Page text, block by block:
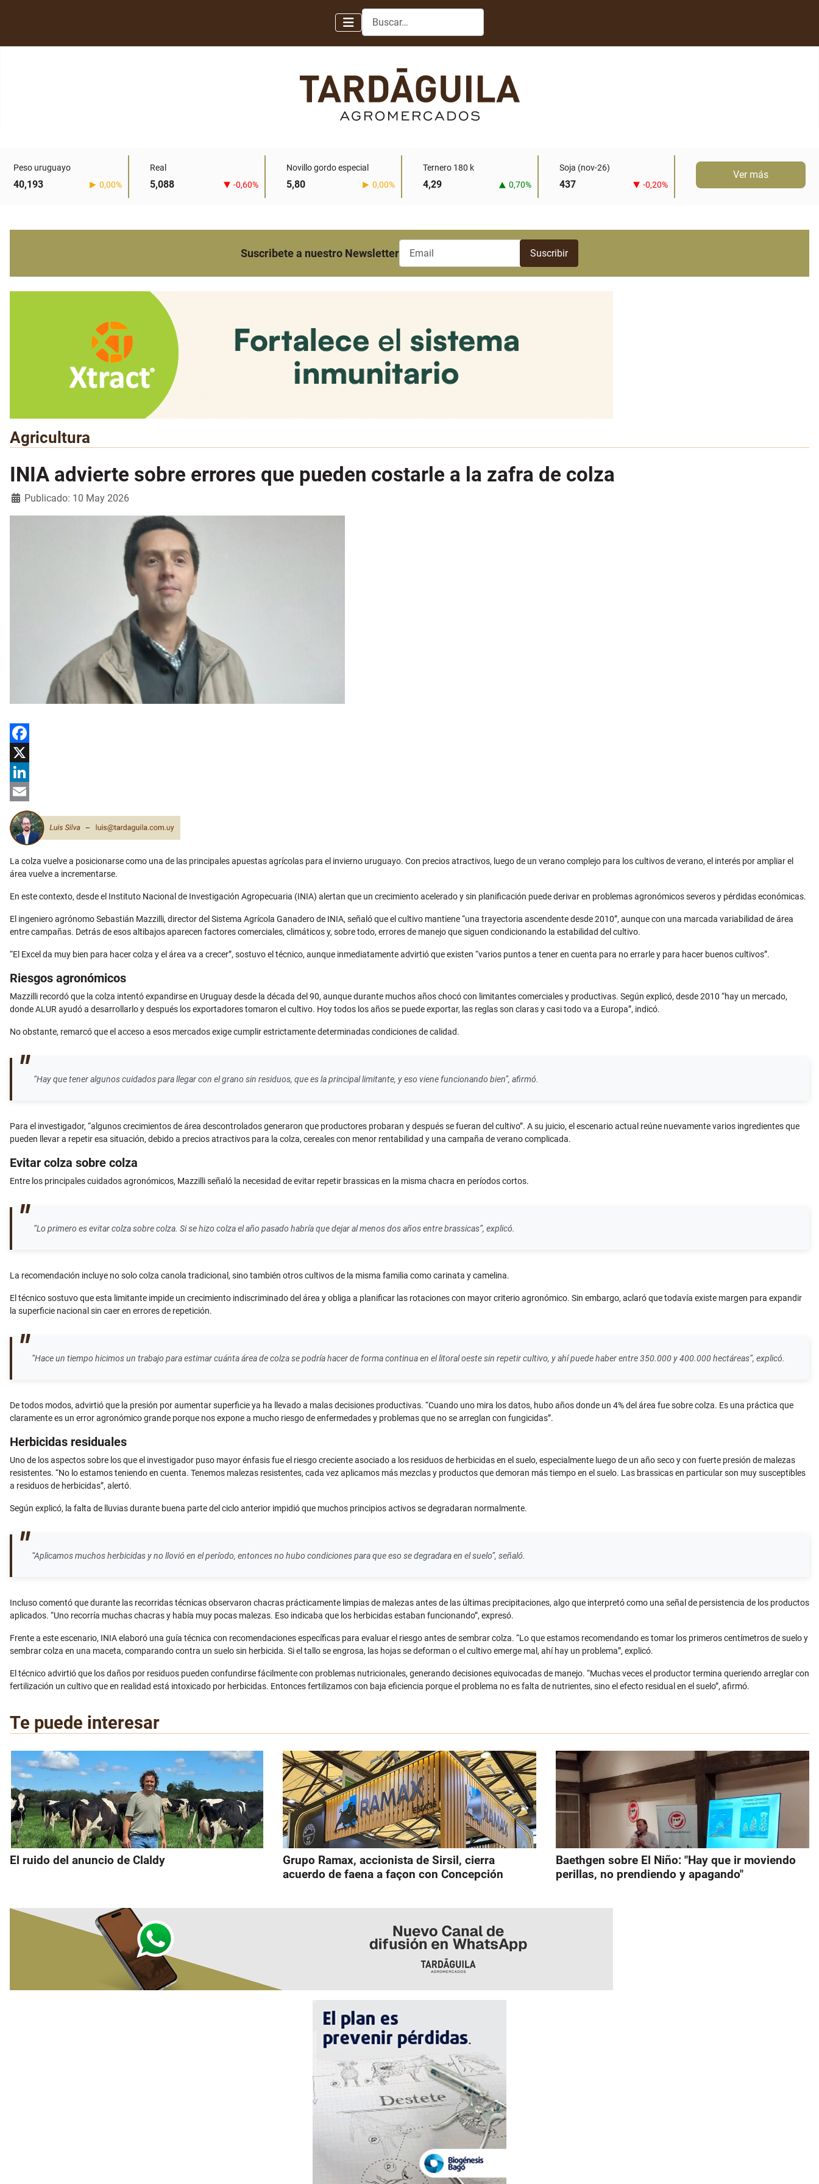
Buscar
Peso uruguayo
40,193 0,00%
Real
5,088 -0,60%
Novillo gordo especial
5,80 0,00%
Ternero 180 k
4,29 0,70%
Soja (nov-26)
437 -0,20%
Ver más
Suscribete a nuestro Newsletter
Agricultura
INIA advierte sobre errores que pueden costarle a la zafra de colza
Detalles
Publicado: 10 May 2026
Facebook
X
LinkedIn
Email
La colza vuelve a posicionarse como una de las principales apuestas agrícolas para el invierno uruguayo. Con precios atractivos, luego de un verano complejo para los cultivos de verano, el interés por ampliar el
área vuelve a incrementarse.
En este contexto, desde el Instituto Nacional de Investigación Agropecuaria (INIA) alertan que un crecimiento acelerado y sin planificación puede derivar en problemas agronómicos severos y pérdidas económicas.
El ingeniero agrónomo Sebastián Mazzilli, director del Sistema Agrícola Ganadero de INIA, señaló que el cultivo mantiene “una trayectoria ascendente desde 2010”, aunque con una marcada variabilidad de área
entre campañas. Detrás de esos altibajos aparecen factores comerciales, climáticos y, sobre todo, errores de manejo que siguen condicionando la estabilidad del cultivo.
“El Excel da muy bien para hacer colza y el área va a crecer”, sostuvo el técnico, aunque inmediatamente advirtió que existen “varios puntos a tener en cuenta para no errarle y para hacer buenos cultivos”.
Riesgos agronómicos
Mazzilli recordó que la colza intentó expandirse en Uruguay desde la década del 90, aunque durante muchos años chocó con limitantes comerciales y productivas. Según explicó, desde 2010 “hay un mercado,
donde ALUR ayudó a desarrollarlo y después los exportadores tomaron el cultivo. Hoy todos los años se puede exportar, las reglas son claras y casi todo va a Europa”, indicó.
No obstante, remarcó que el acceso a esos mercados exige cumplir estrictamente determinadas condiciones de calidad.
“Hay que tener algunos cuidados para llegar con el grano sin residuos, que es la principal limitante, y eso viene funcionando bien”, afirmó.
Para el investigador, “algunos crecimientos de área descontrolados generaron que productores probaran y después se fueran del cultivo”. A su juicio, el escenario actual reúne nuevamente varios ingredientes que
pueden llevar a repetir esa situación, debido a precios atractivos para la colza, cereales con menor rentabilidad y una campaña de verano complicada.
Evitar colza sobre colza
Entre los principales cuidados agronómicos, Mazzilli señaló la necesidad de evitar repetir brassicas en la misma chacra en períodos cortos.
“Lo primero es evitar colza sobre colza. Si se hizo colza el año pasado habría que dejar al menos dos años entre brassicas”, explicó.
La recomendación incluye no solo colza canola tradicional, sino también otros cultivos de la misma familia como carinata y camelina.
El técnico sostuvo que esta limitante impide un crecimiento indiscriminado del área y obliga a planificar las rotaciones con mayor criterio agronómico. Sin embargo, aclaró que todavía existe margen para expandir
la superficie nacional sin caer en errores de repetición.
“Hace un tiempo hicimos un trabajo para estimar cuánta área de colza se podría hacer de forma continua en el litoral oeste sin repetir cultivo, y ahí puede haber entre 350.000 y 400.000 hectáreas”, explicó.
De todos modos, advirtió que la presión por aumentar superficie ya ha llevado a malas decisiones productivas. “Cuando uno mira los datos, hubo años donde un 4% del área fue sobre colza. Es una práctica que
claramente es un error agronómico grande porque nos expone a mucho riesgo de enfermedades y problemas que no se arreglan con fungicidas”.
Herbicidas residuales
Uno de los aspectos sobre los que el investigador puso mayor énfasis fue el riesgo creciente asociado a los residuos de herbicidas en el suelo, especialmente luego de un año seco y con fuerte presión de malezas
resistentes. “No lo estamos teniendo en cuenta. Tenemos malezas resistentes, cada vez aplicamos más mezclas y productos que demoran más tiempo en el suelo. Las brassicas en particular son muy susceptibles
a residuos de herbicidas”, alertó.
Según explicó, la falta de lluvias durante buena parte del ciclo anterior impidió que muchos principios activos se degradaran normalmente.
“Aplicamos muchos herbicidas y no llovió en el período, entonces no hubo condiciones para que eso se degradara en el suelo”, señaló.
Incluso comentó que durante las recorridas técnicas observaron chacras prácticamente limpias de malezas antes de las últimas precipitaciones, algo que interpretó como una señal de persistencia de los productos
aplicados. “Uno recorría muchas chacras y había muy pocas malezas. Eso indicaba que los herbicidas estaban funcionando”, expresó.
Frente a este escenario, INIA elaboró una guía técnica con recomendaciones específicas para evaluar el riesgo antes de sembrar colza. “Lo que estamos recomendando es tomar los primeros centímetros de suelo y
sembrar colza en una maceta, comparando contra un suelo sin herbicida. Si el tallo se engrosa, las hojas se deforman o el cultivo emerge mal, ahí hay un problema”, explicó.
El técnico advirtió que los daños por residuos pueden confundirse fácilmente con problemas nutricionales, generando decisiones equivocadas de manejo. “Muchas veces el productor termina queriendo arreglar con
fertilización un cultivo que en realidad está intoxicado por herbicidas. Entonces fertilizamos con baja eficiencia porque el problema no es falta de nutrientes, sino el efecto residual en el suelo”, afirmó.
Te puede interesar
El ruido del anuncio de Claldy
Grupo Ramax, accionista de Sirsil, cierra
acuerdo de faena a façon con Concepción
Baethgen sobre El Niño: "Hay que ir moviendo
perillas, no prendiendo y apagando"